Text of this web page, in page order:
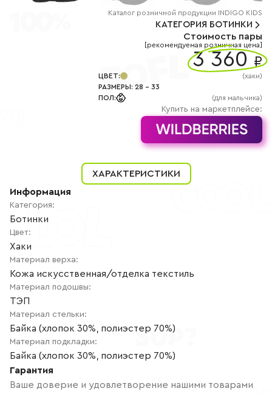
+7
АВТОРИЗАЦИЯ
РЕГИСТРАЦИЯ
Каталог розничной продукции INDIGO KIDS
КАТЕГОРИЯ БОТИНКИ
Стоимость пары
[рекомендуемая розничная цена]
3 360 ₽
ЦВЕТ: (хаки)
РАЗМЕРЫ: 28 - 33
ПОЛ: (для мальчика)
Купить на маркетплейсе:
ХАРАКТЕРИСТИКИ
Информация
Категория:
Ботинки
Цвет:
Хаки
Материал верха:
Кожа искусственная/отделка текстиль
Материал подошвы:
ТЭП
Материал стельки:
Байка (хлопок 30%, полиэстер 70%)
Материал подкладки:
Байка (хлопок 30%, полиэстер 70%)
Гарантия
Ваше доверие и удовлетворение нашими товарами